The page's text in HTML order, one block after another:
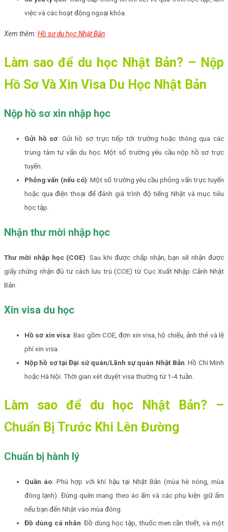
việc và các hoạt động ngoại khóa.
Xem thêm:Hồ sơ du học Nhật Bản
Làm sao để du học Nhật Bản? – Nộp
Hồ Sơ Và Xin Visa Du Học Nhật Bản
Nộp hồ sơ xin nhập học
Gửi hồ sơ: Gửi hồ sơ trực tiếp tới trường hoặc thông qua các
trung tâm tư vấn du học. Một số trường yêu cầu nộp hồ sơ trực
tuyến.
Phỏng vấn (nếu có): Một số trường yêu cầu phỏng vấn trực tuyến
hoặc qua điện thoại để đánh giá trình độ tiếng Nhật và mục tiêu
học tập.
Nhận thư mời nhập học
Thư mời nhập học (COE): Sau khi được chấp nhận, bạn sẽ nhận được
giấy chứng nhận đủ tư cách lưu trú (COE) từ Cục Xuất Nhập Cảnh Nhật
Bản.
Xin visa du học
Hồ sơ xin visa: Bao gồm COE, đơn xin visa, hộ chiếu, ảnh thẻ và lệ
phí xin visa.
Nộp hồ sơ tại Đại sứ quán/Lãnh sự quán Nhật Bản: Hồ Chí Minh
hoặc Hà Nội. Thời gian xét duyệt visa thường từ 1-4 tuần.
Làm sao để du học Nhật Bản? –
Chuẩn Bị Trước Khi Lên Đường
Chuẩn bị hành lý
Quần áo: Phù hợp với khí hậu tại Nhật Bản (mùa hè nóng, mùa
đông lạnh). Đừng quên mang theo áo ấm và các phụ kiện giữ ấm
nếu bạn đến Nhật vào mùa đông.
Đồ dùng cá nhân: Đồ dùng học tập, thuốc men cần thiết, và một